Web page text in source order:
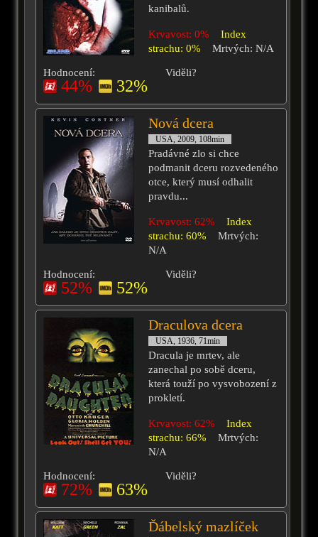
kanibalů.
Krvavost: 0%
Index
strachu: 0%
Mrtvých: N/A
Hodnocení:
44% 32%
Viděli?
Nová dcera
USA, 2009, 108min
Pradávné zlo si chce
podmanit dceru rozvedeného
otce, který musí odhalit
pravdu...
Krvavost: 62%
Index
strachu: 60%
Mrtvých:
N/A
Hodnocení:
52% 52%
Viděli?
Draculova dcera
USA, 1936, 71min
Dracula je mrtev, ale
zanechal po sobě dceru,
která touží po vysvobození z
prokletí.
Krvavost: 62%
Index
strachu: 66%
Mrtvých:
N/A
Hodnocení:
72% 63%
Viděli?
Ďábelský mazlíček